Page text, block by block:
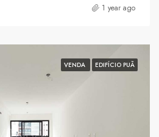
1 year ago
VENDA EDIFÍCIO PUÃ